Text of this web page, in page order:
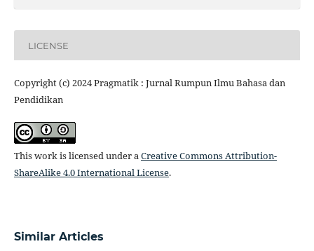
LICENSE
Copyright (c) 2024 Pragmatik : Jurnal Rumpun Ilmu Bahasa dan
Pendidikan
This work is licensed under aCreative Commons Attribution-
ShareAlike 4.0 International License.
Similar Articles